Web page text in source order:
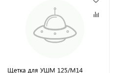
Щетка для УШМ 125/М14